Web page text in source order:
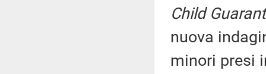
Child
nuova
minori presi